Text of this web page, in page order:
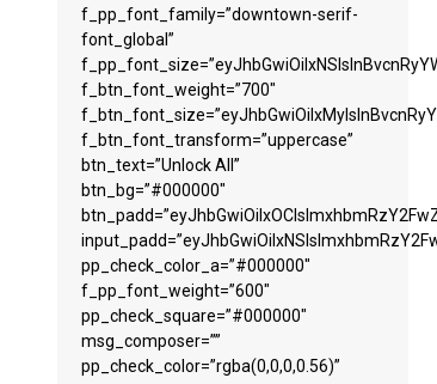
f_pp_font_family=”downtown-serif-
font_global”
f_btn_font_weight=”700″
f_btn_font_transform=”uppercase”
btn_text=”Unlock All”
btn_bg=”#000000″
pp_check_color_a=”#000000″
f_pp_font_weight=”600″
pp_check_square=”#000000″
msg_composer=””
pp_check_color=”rgba(0,0,0,0.56)”